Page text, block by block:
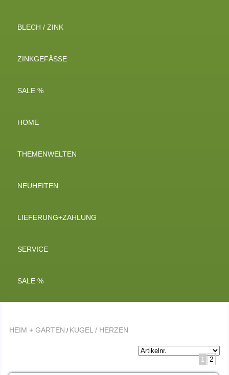
BLECH / ZINK
ZINKGEFÄSSE
SALE %
HOME
THEMENWELTEN
NEUHEITEN
LIEFERUNG+ZAHLUNG
SERVICE
SALE %
HEIM + GARTEN / KUGEL / HERZEN
1 2